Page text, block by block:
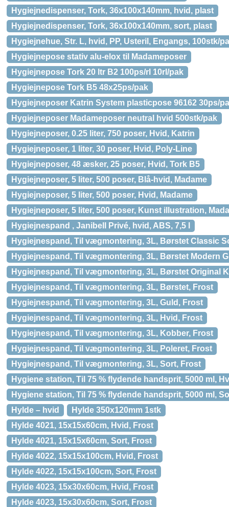
Hygiejnedispenser, Tork, 36x100x140mm, hvid, plast
Hygiejnedispenser, Tork, 36x100x140mm, sort, plast
Hygiejnehue, Str. L, hvid, PP, Usteril, Engangs, 100stk/
Hygiejnepose stativ alu-elox til Madameposer
Hygiejnepose Tork 20 ltr B2 100ps/rl 10rl/pak
Hygiejnepose Tork B5 48x25ps/pak
Hygiejneposer Katrin System plasticpose 96162 30ps/
Hygiejneposer Madameposer neutral hvid 500stk/pak
Hygiejneposer, 0.25 liter, 750 poser, Hvid, Katrin
Hygiejneposer, 1 liter, 30 poser, Hvid, Poly-Line
Hygiejneposer, 48 æsker, 25 poser, Hvid, Tork B5
Hygiejneposer, 5 liter, 500 poser, Blå-hvid, Madame
Hygiejneposer, 5 liter, 500 poser, Hvid, Madame
Hygiejneposer, 5 liter, 500 poser, Kunst illustration,
Hygiejnespand , Janibell Privé, hvid, ABS, 7,5 l
Hygiejnespand, Til vægmontering, 3L, Børstet Classic
Hygiejnespand, Til vægmontering, 3L, Børstet Modern
Hygiejnespand, Til vægmontering, 3L, Børstet Original
Hygiejnespand, Til vægmontering, 3L, Børstet, Frost
Hygiejnespand, Til vægmontering, 3L, Guld, Frost
Hygiejnespand, Til vægmontering, 3L, Hvid, Frost
Hygiejnespand, Til vægmontering, 3L, Kobber, Frost
Hygiejnespand, Til vægmontering, 3L, Poleret, Frost
Hygiejnespand, Til vægmontering, 3L, Sort, Frost
Hygiene station, Til 75 % flydende handsprit, 5000 ml,
Hygiene station, Til 75 % flydende handsprit, 5000 ml,
Hylde – hvid
Hylde 350x120mm 1stk
Hylde 4021, 15x15x60cm, Hvid, Frost
Hylde 4021, 15x15x60cm, Sort, Frost
Hylde 4022, 15x15x100cm, Hvid, Frost
Hylde 4022, 15x15x100cm, Sort, Frost
Hylde 4023, 15x30x60cm, Hvid, Frost
Hylde 4023, 15x30x60cm, Sort, Frost